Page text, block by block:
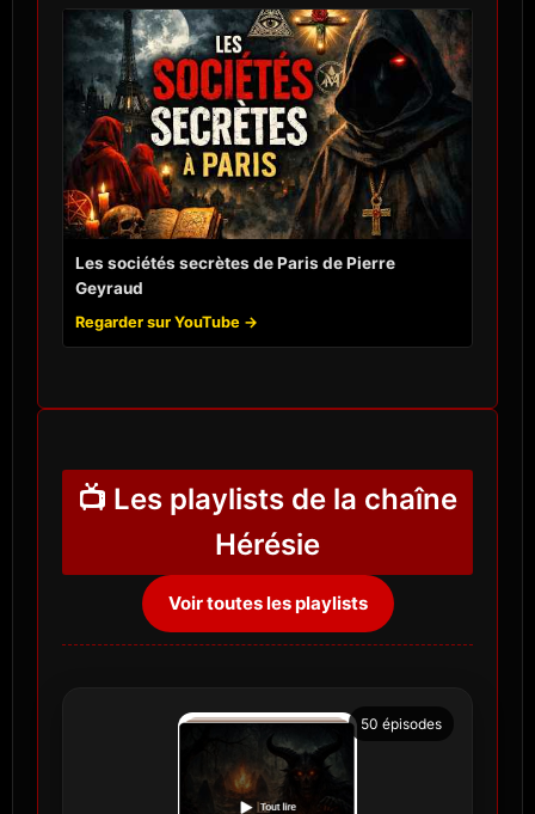
Les sociétés secrètes de Paris de Pierre
Geyraud
Regarder sur YouTube →
📺 Les playlists de la chaîne
Hérésie
Voir toutes les playlists
50 épisodes